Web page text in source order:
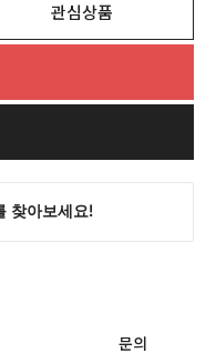
관심상품
문의